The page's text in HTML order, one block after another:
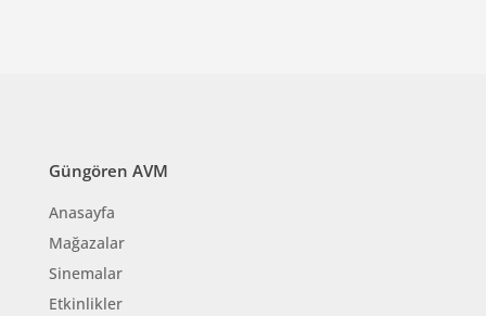
Güngören AVM
Anasayfa
Mağazalar
Sinemalar
Etkinlikler